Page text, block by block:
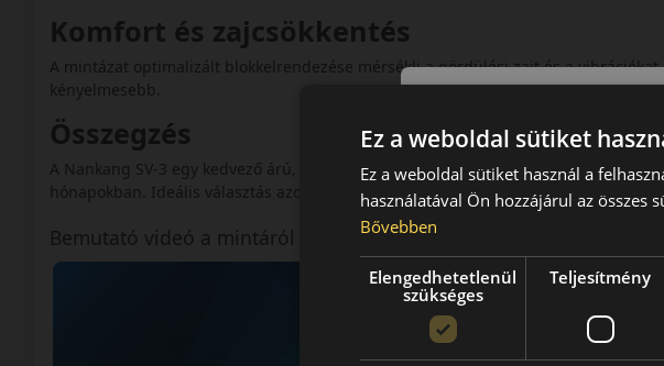
Komfort és zajcsökkentés
A mintázat optimalizált blokkelrendezése mérsékli a gördülési zajt és a
kényelmesebb.
Összegzés
A Nankang SV-3 egy kedvező árú, megbízható téli gumiabroncs, amely
hónapokban. Ideális választás azoknak, akik biztonságot és stabilitást keresnek
Bemutató videó a mintáról
Ez a weboldal sütiket
Ez a weboldal sütiket használ a
használatával Ön hozzájárul az összes
Bővebben
Elengedhetetlenül
szükséges
Teljesítmény